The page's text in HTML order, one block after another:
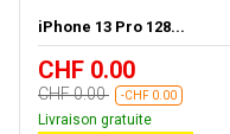
iPhone 13 Pro 128...
CHF 0.00
CHF 0.00 -CHF 0.00
Livraison gratuite